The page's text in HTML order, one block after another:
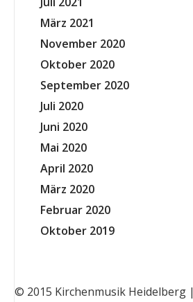
März 2021
November 2020
Oktober 2020
September 2020
Juli 2020
Juni 2020
Mai 2020
April 2020
März 2020
Februar 2020
Oktober 2019
© 2015 Kirchenmusik Heidelberg |